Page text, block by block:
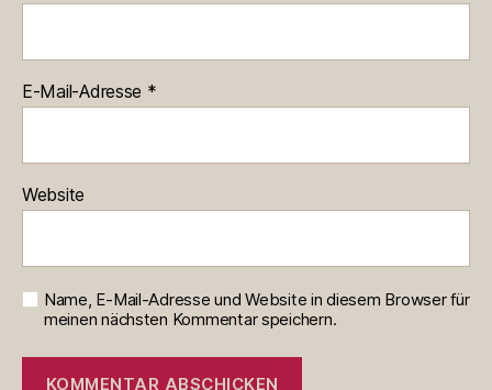
E-Mail-Adresse *
Website
Name, E-Mail-Adresse und Website in diesem Browser für
meinen nächsten Kommentar speichern.